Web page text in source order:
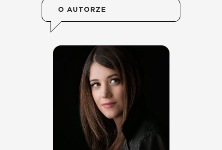
O AUTORZE